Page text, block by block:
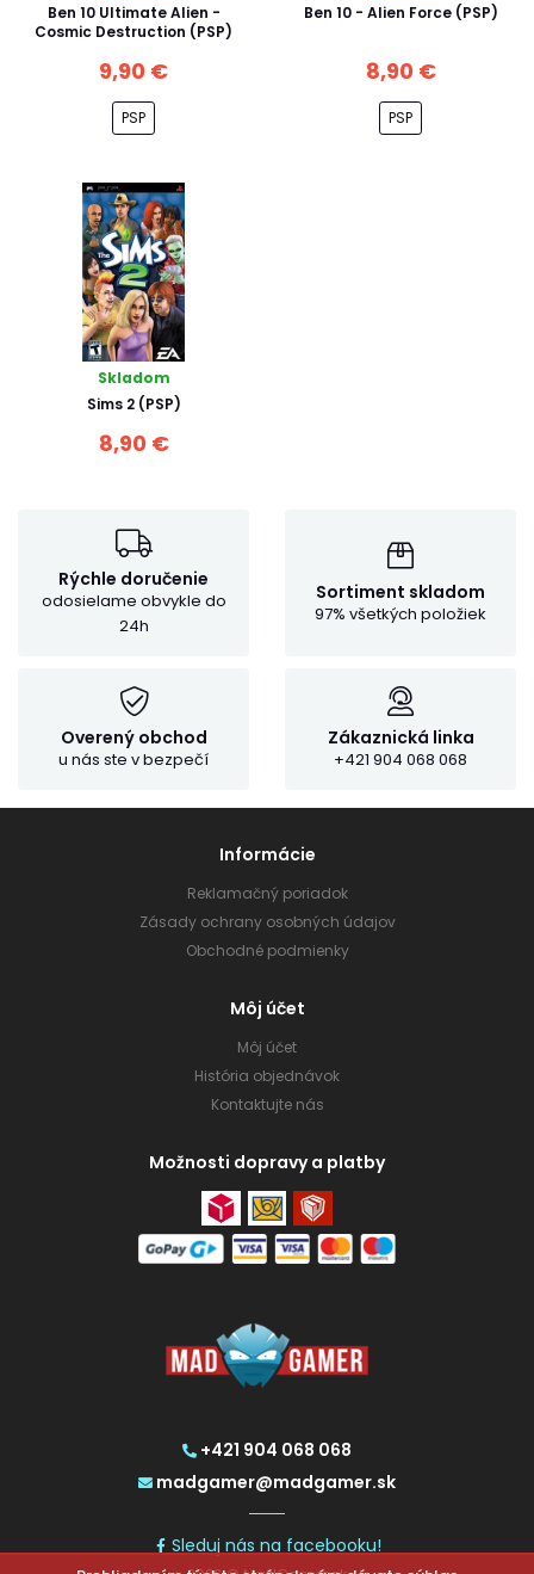
Ben 10 Ultimate Alien -
Cosmic Destruction (PSP)
9,90 €
PSP
Ben 10 - Alien Force (PSP)
8,90 €
PSP
Skladom
Sims 2 (PSP)
8,90 €
Rýchle doručenie
odosielame obvykle do
24h
Sortiment skladom
97% všetkých položiek
Overený obchod
u nás ste v bezpečí
Zákaznická linka
+421 904 068 068
+421 904 068 068
madgamer@madgamer.sk
Sleduj nás na facebooku!
Informácie
Reklamačný poriadok
Zásady ochrany osobných údajov
Obchodné podmienky
Môj účet
Môj účet
História objednávok
Kontaktujte nás
Možnosti dopravy a platby